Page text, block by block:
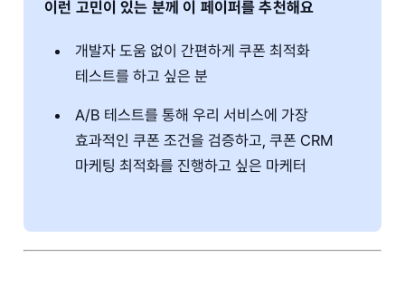
이런 고민이 있는 분께 이 페이퍼를 추천해요
개발자 도움 없이 간편하게 쿠폰 최적화
테스트를 하고 싶은 분
A/B 테스트를 통해 우리 서비스에 가장
효과적인 쿠폰 조건을 검증하고, 쿠폰 CRM
마케팅 최적화를 진행하고 싶은 마케터